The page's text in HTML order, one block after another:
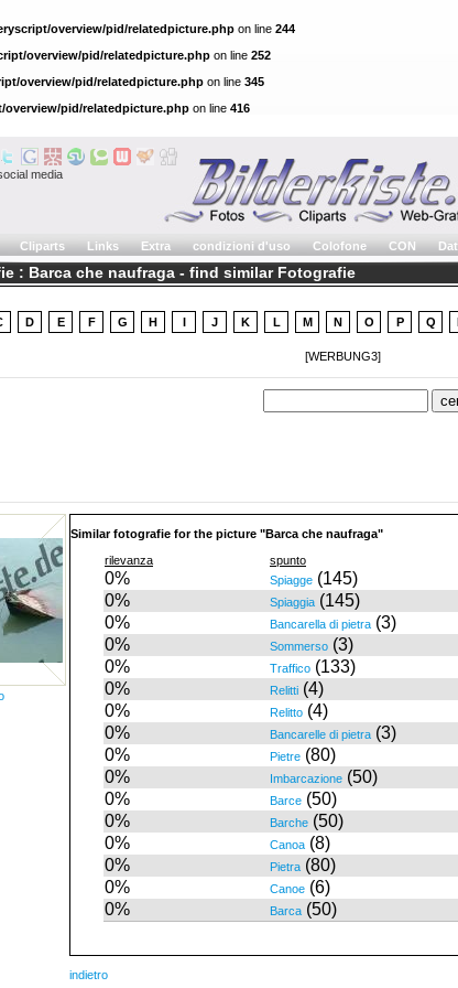
overview/pid/relatedpicture.php on line 244
overview/pid/relatedpicture.php on line 252
overview/pid/relatedpicture.php on line 345
pid/relatedpicture.php on line 416
media
Cliparts Links Extra condizioni d'uso Colofone CON
: Barca che naufraga - find similar Fotografie
D E F G H I J K L M N O P Q
[WERBUNG3]
Similar fotografie for the picture "Barca che naufraga"
rilevanza
spunto
0% Spiagge (145)
0%
Spiaggia (145)
0%
Bancarella di pietra (3)
0%
Sommerso (3)
0%
Traffico (133)
0%
Relitti (4)
0%
Relitto (4)
0%
Bancarelle di pietra (3)
0%
Pietre (80)
0%
Imbarcazione (50)
0%
Barce (50)
0%
Barche (50)
0%
Canoa (8)
0%
Pietra (80)
0%
Canoe (6)
0%
Barca (50)
indietro